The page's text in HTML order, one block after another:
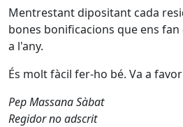
Mentrestant dipositant cada
bones bonificacions que ens
a l'any.
És molt fàcil fer-ho bé. Va a
Pep Massana Sàbat
Regidor no adscrit